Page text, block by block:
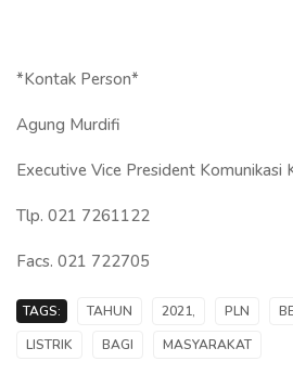
*Kontak Person*
Agung Murdifi
Executive Vice President Komunikasi
Tlp. 021 7261122
Facs. 021 722705
TAGS: TAHUN 2021, PLN
LISTRIK
BAGI MASYARAKAT